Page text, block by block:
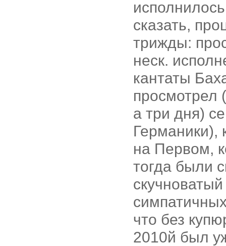
сказать,
трижды:
неск.
кантаты
просмотрел
а три дня)
Германики),
на Первом,
тогда были
что без
2010й был